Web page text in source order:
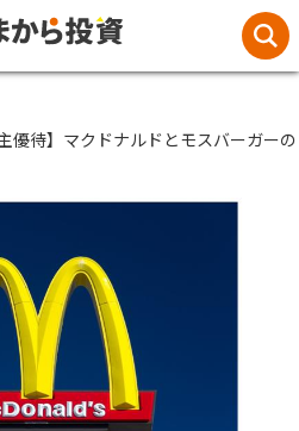
待】マクドナルドとモスバーガーの